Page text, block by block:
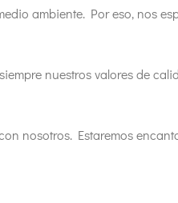
ambiente. Por eso, nos
nuestros valores de
nosotros. Estaremos